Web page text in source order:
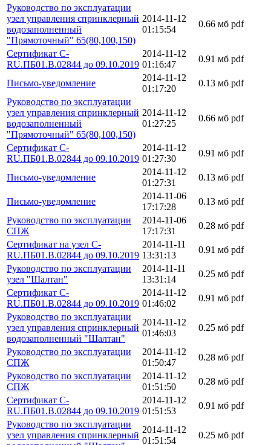
Руководство по эксплуатации
узел управления спринклерный
водозаполненный
"Прямоточный" 65(80,100,150)
2014-11-12
01:15:54
0.66 мб pdf
Сертификат C-
RU.ПБ01.В.02844 до 09.10.2019
2014-11-12
01:16:47
0.91 мб pdf
Письмо-уведомление
2014-11-12
01:17:20
0.13 мб pdf
Руководство по эксплуатации
узел управления спринклерный
водозаполненный
"Прямоточный" 65(80,100,150)
2014-11-12
01:27:25
0.66 мб pdf
Сертификат C-
RU.ПБ01.В.02844 до 09.10.2019
2014-11-12
01:27:30
0.91 мб pdf
Письмо-уведомление
2014-11-12
01:27:31
0.13 мб pdf
Письмо-уведомление
2014-11-06
17:17:28
0.13 мб pdf
Руководство по эксплуатации
СПЖ
2014-11-06
17:17:31
0.28 мб pdf
Сертификат на узел C-
RU.ПБ01.В.02844 до 09.10.2019
2014-11-11
13:31:13
0.91 мб pdf
Руководство по эксплуатации
узел "Шалтан"
2014-11-11
13:31:14
0.25 мб pdf
Сертификат C-
RU.ПБ01.В.02844 до 09.10.2019
2014-11-12
01:46:02
0.91 мб pdf
Руководство по эксплуатации
узел управления спринклерный
водозаполненный "Шалтан"
2014-11-12
01:46:03
0.25 мб pdf
Руководство по эксплуатации
СПЖ
2014-11-12
01:50:47
0.28 мб pdf
Руководство по эксплуатации
СПЖ
2014-11-12
01:51:50
0.28 мб pdf
Сертификат C-
RU.ПБ01.В.02844 до 09.10.2019
2014-11-12
01:51:53
0.91 мб pdf
Руководство по эксплуатации
узел управления спринклерный
2014-11-12
01:51:54
0.25 мб pdf